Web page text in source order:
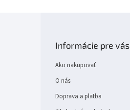
Informácie pre vás
Ako nakupovať
O nás
Doprava a platba